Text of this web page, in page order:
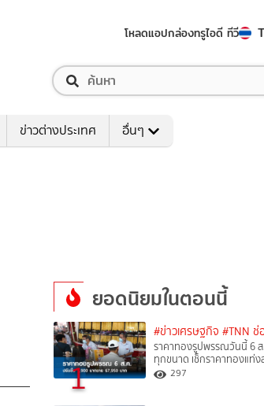
โหลดแอปกล่องทรูไอดี ทีวี
ข่าวต่างประเทศ อื่นๆ
ยอดนิยมในตอนนี้
1
#ข่าวเศรษฐกิจ #TNN ช่
ราคาทองรูปพรรณวันนี้ 6
ทุกขนาด เช็กราคาทองแท่ง
297